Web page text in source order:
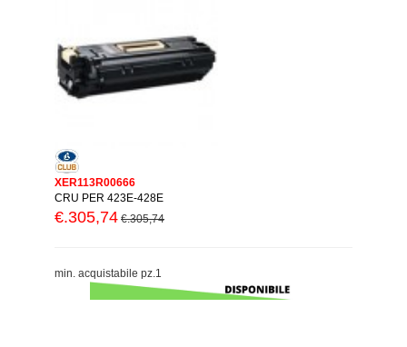
XER113R00666
CRU PER 423E-428E
€.305,74 €.305,74
min. acquistabile pz.1